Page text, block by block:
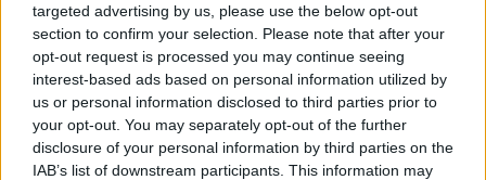
targeted advertising by us, please use the below opt-out
section to confirm your selection. Please note that after your
opt-out request is processed you may continue seeing
interest-based ads based on personal information utilized by
us or personal information disclosed to third parties prior to
your opt-out. You may separately opt-out of the further
disclosure of your personal information by third parties on the
IAB’s list of downstream participants. This information may
Minka 11. rész
T. szereti a fiatal lányokat 14. rész